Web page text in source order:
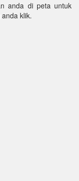
anda di peta untuk
klik.